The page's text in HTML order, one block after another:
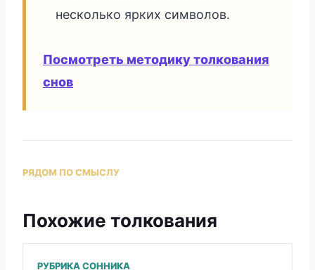
несколько ярких символов.
Посмотреть методику толкования
снов
РЯДОМ ПО СМЫСЛУ
Похожие толкования
РУБРИКА СОННИКА